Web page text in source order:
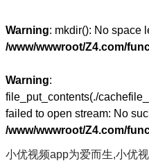
Warning: mkdir(): No space
/www/wwwroot/Z4.com/
Warning:
file_put_contents(./
failed to open stream: No
/www/wwwroot/Z4.com/
小优视频app为爱而生,小优